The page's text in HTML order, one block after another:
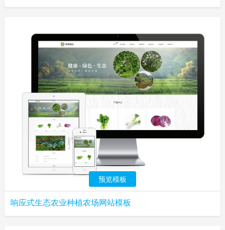
预览模板
响应式生态农业种植农场网站模板